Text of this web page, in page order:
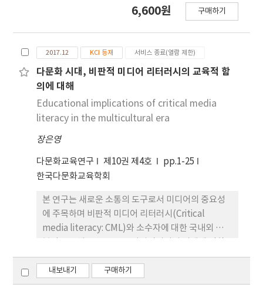
teacher training curricula. CML is a pedagogy
people into specific values, beliefs, and
behaviors. This paper begins with a review of
theoretical foundations of CML including the
symbolic nature of human consciousness
signification and the processes of
socialization, which are theoretically
encapsulated within the dialectic among
post-structural theories of discourse and
representation. A review of literature on CML
and its application to English as a foreign
language (EFL) is then presented.
Applications of CML include situated inquiry,
discussion, creation of group multimodal
projects suggests, how it fosters the
acquisition and use of new vocabulary idioms,
and transforming student perceptions of
6,600원 구매하기
2017.12 KCI 등재 서비스 종료(열람 제한)
다문화 시대, 비판적 미디어 리터러시의 교육적 함
의에 대해
Educational implications of critical media
literacy in the multicultural era
장은영
다문화교육연구 제10권 제4호
pp.1-25
한국다문화교육학회
본 연구는 새로운 소통의 도구로서 미디어의 중요성
에 주목하며 비판적 미디어 리터러시(Critical
media literacy: CML)와 소수자에 대한 국내외 연구
한 다문화교육의 한 대안으로 제시하고자 한다. 구체
적인 연구 질문은 다음과 같다. 첫째, CML은 무엇이
며 학교문해 교육에서 어떠한 의미를 가지는가? 둘
내보내기 구매하기